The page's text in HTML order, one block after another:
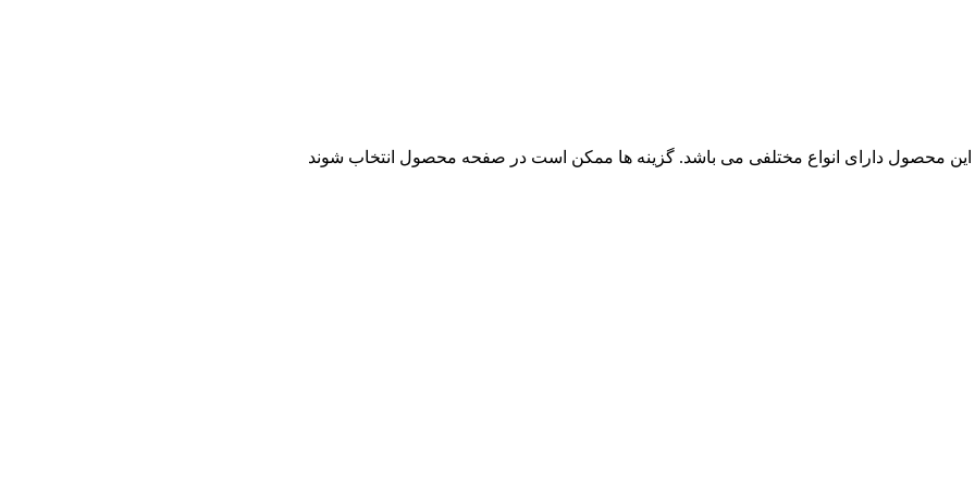
این محصول دارای انواع مختلفی می باشد. گزینه ها ممکن است در صفحه محصول انتخاب شوند